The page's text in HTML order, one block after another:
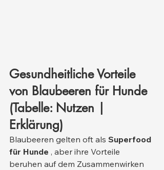
Gesundheitliche Vorteile
von Blaubeeren für Hunde
(Tabelle: Nutzen |
Erklärung)
Blaubeeren gelten oft als Superfood
für Hunde , aber ihre Vorteile
beruhen auf dem Zusammenwirken